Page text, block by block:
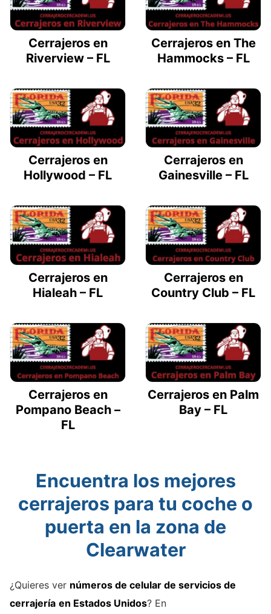
Cerrajeros en
Riverview – FL
Cerrajeros en The
Hammocks – FL
Cerrajeros en
Hollywood – FL
Cerrajeros en
Gainesville – FL
Cerrajeros en
Hialeah – FL
Cerrajeros en
Country Club – FL
Cerrajeros en
Pompano Beach –
FL
Cerrajeros en Palm
Bay – FL
Encuentra los mejores
cerrajeros para tu coche o
puerta en la zona de
Clearwater
¿Quieres ver números de celular de servicios de
cerrajería en Estados Unidos? En